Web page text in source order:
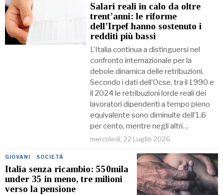
Salari reali in calo da oltre
trent’anni: le riforme
dell’Irpef hanno sostenuto i
redditi più bassi
L’Italia continua a distinguersi nel
confronto internazionale per la
debole dinamica delle retribuzioni.
Secondo i dati dell’Ocse, tra il 1990 e
il 2024 le retribuzioni lorde reali dei
lavoratori dipendenti a tempo pieno
equivalente sono diminuite dell’1,6
per cento, mentre negli altri…
mercoledì, 22 Luglio 2026
GIOVANI · SOCIETÀ
Italia senza ricambio: 550mila
under 35 in meno, tre milioni
verso la pensione